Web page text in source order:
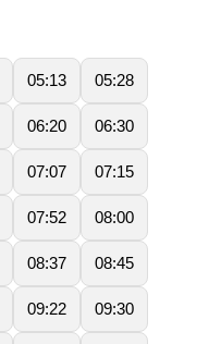
05:13 05:28
06:20 06:30
07:07 07:15
07:52 08:00
08:37 08:45
09:22 09:30